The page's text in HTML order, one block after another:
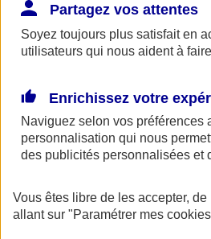
AXA
Partagez vos attentes
Soyez toujours plus satisfait en
utilisateurs qui nous aident à
Enrichissez votre
Naviguez selon vos préférences
personnalisation qui nous
des publicités personnalisées et
Vous êtes libre de les accepter,
allant sur "Paramétrer mes cookies